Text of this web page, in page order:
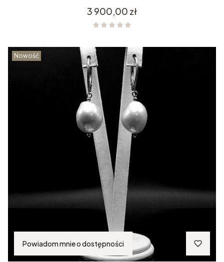
Cena
3 900,00 zł
Nowość
Powiadom mnie o dostępności